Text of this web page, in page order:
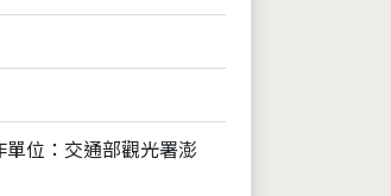
單位：交通部觀光署澎